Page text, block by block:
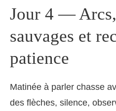
Jour 4 —
sauvages et
patience
Matinée à parler chasse
des flèches, silence,